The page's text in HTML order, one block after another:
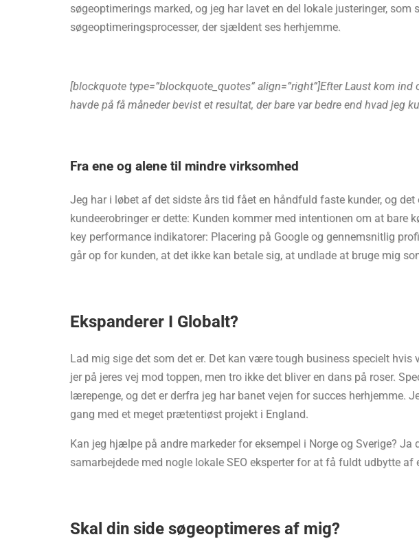
søgeoptimerings marked, og jeg har lavet en del lokale justeringer,
søgeoptimeringsprocesser, der sjældent ses herhjemme.
[blockquote type=”blockquote_quotes” align=”right”]Efter Laust kom
havde på få måneder bevist et resultat, der bare var bedre end hvad
Fra ene og alene til mindre virksomhed
Jeg har i løbet af det sidste års tid fået en håndfuld faste kunder, og
kundeerobringer er dette: Kunden kommer med intentionen om at
key performance indikatorer: Placering på Google og gennemsnitlig
går op for kunden, at det ikke kan betale sig, at undlade at bruge mig
Ekspanderer I Globalt?
Lad mig sige det som det er. Det kan være tough business specielt
jer på jeres vej mod toppen, men tro ikke det bliver en dans på roser.
lærepenge, og det er derfra jeg har banet vejen for succes herhjemme.
gang med et meget prætentiøst projekt i England.
Kan jeg hjælpe på andre markeder for eksempel i Norge og Sverige?
samarbejdede med nogle lokale SEO eksperter for at få fuldt udbytte af
Skal din side søgeoptimeres af mig?